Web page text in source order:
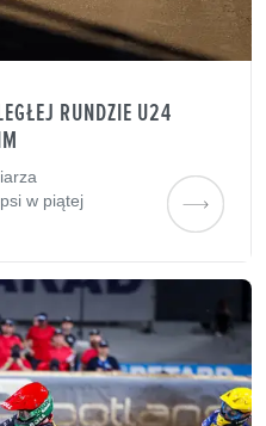
RUNDZIE U24
w piątej